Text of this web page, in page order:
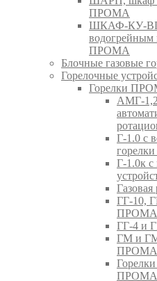
ПРОМА
ШКАФ-КУ-ВГ,
водогрейным
ПРОМА
Блочные газовые
Горелочные
Горелки
АМГ-
Г-1.0 с
Г-1.0к
ГГ-10,
ПРОМА
ГГ-4 и
ГМ и
ПРОМА
ПРОМА